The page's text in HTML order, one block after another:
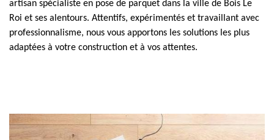
artisan spécialiste en pose de parquet dans la ville de Bois Le
Roi et ses alentours. Attentifs, expérimentés et travaillant avec
professionnalisme, nous vous apportons les solutions les plus
adaptées à votre construction et à vos attentes.